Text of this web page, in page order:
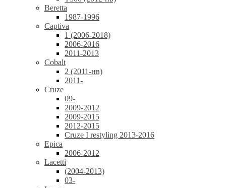
Beretta
1987-1996
Captiva
1 (2006-2018)
2006-2016
2011-2013
Cobalt
2 (2011-нв)
2011-
Cruze
09-
2009-2012
2009-2015
2012-2015
Cruze I restyling 2013-2016
Epica
2006-2012
Lacetti
(2004-2013)
03-